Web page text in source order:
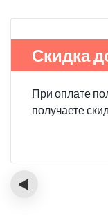
Скидка
При оплате
получаете
‹